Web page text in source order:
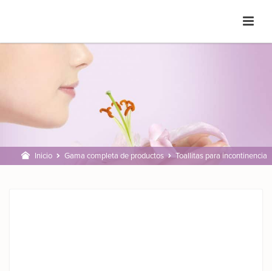
Inicio Gama completa de productos Toallitas para incontinencia